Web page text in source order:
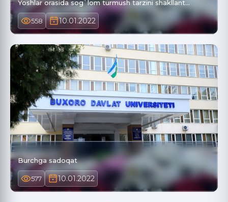
Yoshlar orasida sog`lom turmush tarzini shakllant…
558 10.01.2022
Burchga sadoqat
577 10.01.2022